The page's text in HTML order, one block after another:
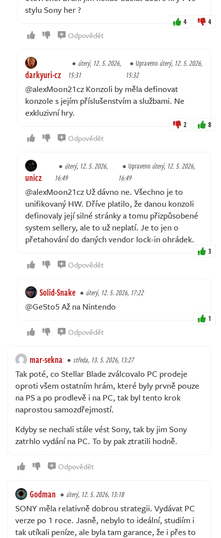
stylu Sony her ?
4 4
Odpovědět
darkyuri-cz
úterý, 12. 5. 2026,
15:31
Upravenoúterý, 12. 5. 2026,
15:32
@alexMoon21cz Konzoli by měla definovat
konzole s jejím příslušenstvím a službami. Ne
exkluzivní hry.
2 8
Odpovědět
unicz
úterý, 12. 5. 2026,
16:49
Upravenoúterý, 12. 5. 2026,
16:49
@alexMoon21cz Už dávno ne. Všechno je to
unifikovaný HW. Dříve platilo, že danou konzoli
definovaly její silné stránky a tomu přizpůsobené
system sellery, ale to už neplatí. Je to jen o
přetahování do daných vendor lock-in ohrádek.
3
Odpovědět
Solid-Snake úterý, 12. 5. 2026, 17:22
@GeSto5 Až na Nintendo
1
Odpovědět
mar-sekna středa, 13. 5. 2026, 13:27
Tak poté, co Stellar Blade zválcovalo PC prodeje
oproti všem ostatním hrám, které byly prvně pouze
na PS a po prodlevě i na PC, tak byl tento krok
naprostou samozdřejmostí.
Kdyby se nechali stále vést Sony, tak by jim Sony
zatrhlo vydání na PC. To by pak ztratili hodně.
Odpovědět
Godman úterý, 12. 5. 2026, 13:18
SONY měla relativně dobrou strategii. Vydávat PC
verze po 1 roce. Jasně, nebylo to ideální, studiím i
tak utíkali peníze, ale byla tam garance, že i přes to